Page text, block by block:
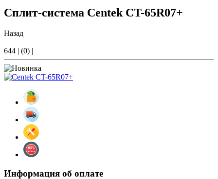
Сплит-система Centek CT-65R07+
Назад
644 | (0) |
Информация об оплате